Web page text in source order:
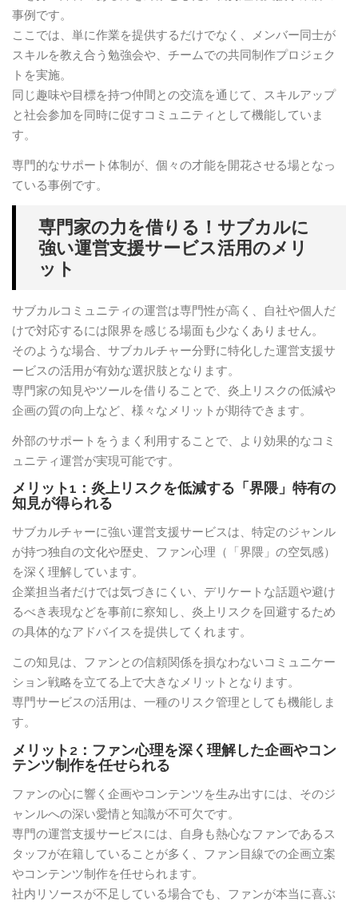
事例です。
ここでは、単に作業を提供するだけでなく、メンバー同士が
スキルを教え合う勉強会や、チームでの共同制作プロジェク
トを実施。
同じ趣味や目標を持つ仲間との交流を通じて、スキルアップ
と社会参加を同時に促すコミュニティとして機能していま
す。
専門的なサポート体制が、個々の才能を開花させる場となっ
ている事例です。
専門家の力を借りる！サブカルに
強い運営支援サービス活用のメリ
ット
サブカルコミュニティの運営は専門性が高く、自社や個人だ
けで対応するには限界を感じる場面も少なくありません。
そのような場合、サブカルチャー分野に特化した運営支援サ
ービスの活用が有効な選択肢となります。
専門家の知見やツールを借りることで、炎上リスクの低減や
企画の質の向上など、様々なメリットが期待できます。
外部のサポートをうまく利用することで、より効果的なコミ
ュニティ運営が実現可能です。
メリット1：炎上リスクを低減する「界隈」特有の
知見が得られる
サブカルチャーに強い運営支援サービスは、特定のジャンル
が持つ独自の文化や歴史、ファン心理（「界隈」の空気感）
を深く理解しています。
企業担当者だけでは気づきにくい、デリケートな話題や避け
るべき表現などを事前に察知し、炎上リスクを回避するため
の具体的なアドバイスを提供してくれます。
この知見は、ファンとの信頼関係を損なわないコミュニケー
ション戦略を立てる上で大きなメリットとなります。
専門サービスの活用は、一種のリスク管理としても機能しま
す。
メリット2：ファン心理を深く理解した企画やコン
テンツ制作を任せられる
ファンの心に響く企画やコンテンツを生み出すには、そのジ
ャンルへの深い愛情と知識が不可欠です。
専門の運営支援サービスには、自身も熱心なファンであるス
タッフが在籍していることが多く、ファン目線での企画立案
やコンテンツ制作を任せられます。
社内リソースが不足している場合でも、ファンが本当に喜ぶ